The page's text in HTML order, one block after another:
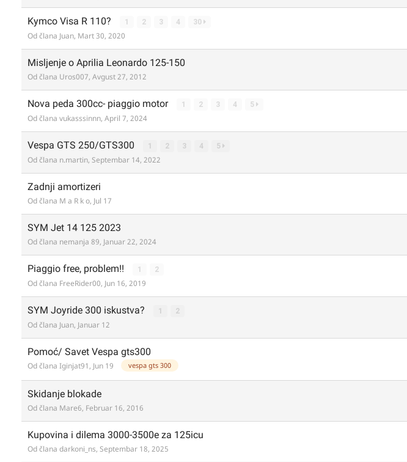
Kymco Visa R 110? 1 2 3 4 30
Od člana Juan, Mart 30, 2020
Misljenje o Aprilia Leonardo 125-150
Od člana Uros007, Avgust 27, 2012
Nova peda 300cc- piaggio motor 1 2 3 4 5
Od člana vukasssinnn, April 7, 2024
Vespa GTS 250/GTS300 1 2 3 4 5
Od člana n.martin, Septembar 14, 2022
Zadnji amortizeri
Od člana M a R k o, Jul 17
SYM Jet 14 125 2023
Od člana nemanja 89, Januar 22, 2024
Piaggio free, problem!! 1 2
Od člana FreeRider00, Jun 16, 2019
SYM Joyride 300 iskustva? 1 2
Od člana Juan, Januar 12
Pomoć/ Savet Vespa gts300
Od člana Iginjat91 , Jun 19 vespa gts 300
Skidanje blokade
Od člana Mare6, Februar 16, 2016
Kupovina i dilema 3000-3500e za 125icu
Od člana darkoni_ns, Septembar 18, 2025